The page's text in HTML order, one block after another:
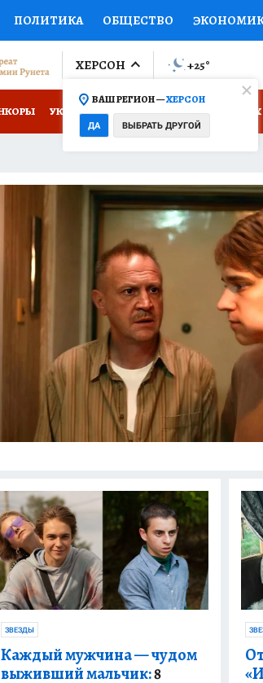
ПОЛИТИКА ОБЩЕСТВО
КОЛУМНИСТЫ ПРОИСШЕСТВИЯ
ОТКРЫВАЕМ МИР Я ЗНАЮ
ПРОМОКОДЫ СЕРИАЛЫ
ТЕЛЕВИЗОР КОЛЛЕКЦИИ
НОВОЕ НА САЙТЕ
ХЕРСОН
ВАШ РЕГИОН —ХЕРСОН
ДА ВЫБРАТЬ ДРУГОЙ
+25°
УКРАИНА: СВОДКА КП В МАХ
ИСПЫТАНО НА СЕБЕ
ЗВЕЗДЫ
Каждый мужчина — чудом
выживший мальчик:8